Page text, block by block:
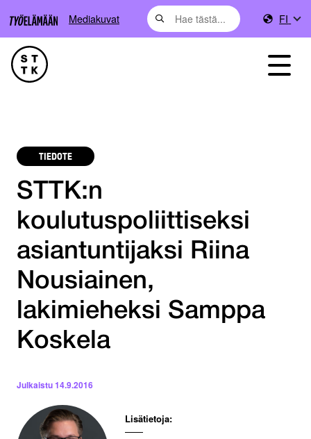
Mediakuvat FI
TIEDOTE
STTK:n
koulutuspoliittiseksi
asiantuntijaksi Riina
Nousiainen,
lakimieheksi Samppa
Koskela
Julkaistu14.9.2016
Lisätietoja: